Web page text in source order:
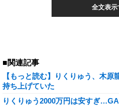
全文表示
■関連記事
【もっと読む】りくりゅう、木
持ち上げていた
りくりゅう2000万円は安すぎ